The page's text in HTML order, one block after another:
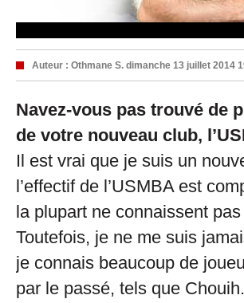
Auteur : Othmane S. dimanche 13 juillet 2014
Navez-vous pas trouvé de
de votre nouveau club,
Il est vrai que je suis un
l’effectif de l’USMBA est
la plupart ne connaissent
Toutefois, je ne me suis
je connais beaucoup de
par le passé, tels que